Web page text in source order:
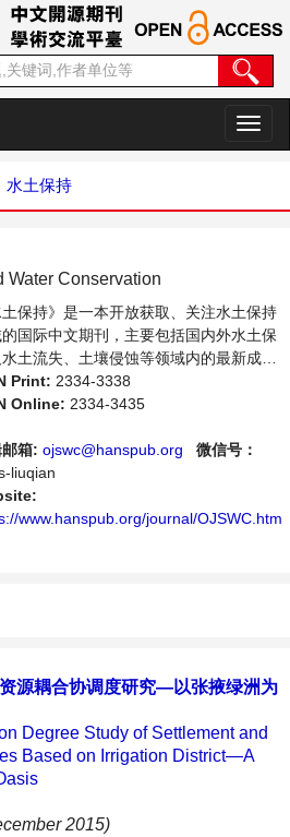
切
换
水土保持
Water Conservation
土保持》是一本开放获取、关注水土保持
国际中文期刊，主要包括国内外水土保
土流失、土壤侵蚀等领域内的最新成果
学者讨论，某一领域的研究进展和专业
多方面的内容，旨在给世界范围内的科
土保持领域内不同方向问题与发展的交
。
Print: 2334-3338
Online: 2334-3435
箱: ojswc@hanspub.org
微信号：
liuqian
www.hanspub.org/journal/OJSWC.htm
源耦合协调度研究—以张掖绿洲为
Degree Study of Settlement and
Based on Irrigation District—A
2015)